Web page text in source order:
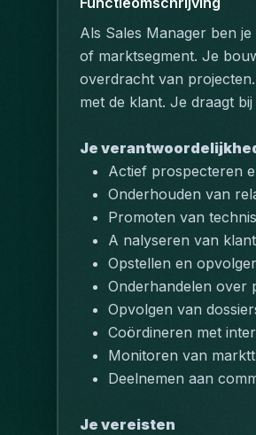
Als Sales Manager ben
of marktsegment. Je
overdracht van
met de klant. Je draagt
Je
Actief prospecteren
Onderhouden van
Promoten van
A nalyseren van
Opstellen en
Onderhandelen over
Opvolgen van
Coördineren met
Monitoren van
Deelnemen aan
Je vereisten